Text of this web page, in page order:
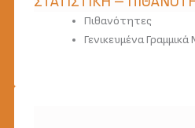
Πιθανότητες
Γενικευμένα